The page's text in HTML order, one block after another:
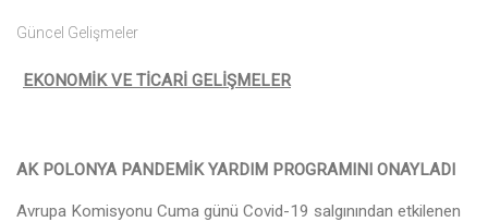
Güncel Gelişmeler
EKONOMİK VE TİCARİ GELİŞMELER
AK POLONYA PANDEMİK YARDIM PROGRAMINI ONAYLADI
Avrupa Komisyonu Cuma günü Covid-19 salgınından etkilenen